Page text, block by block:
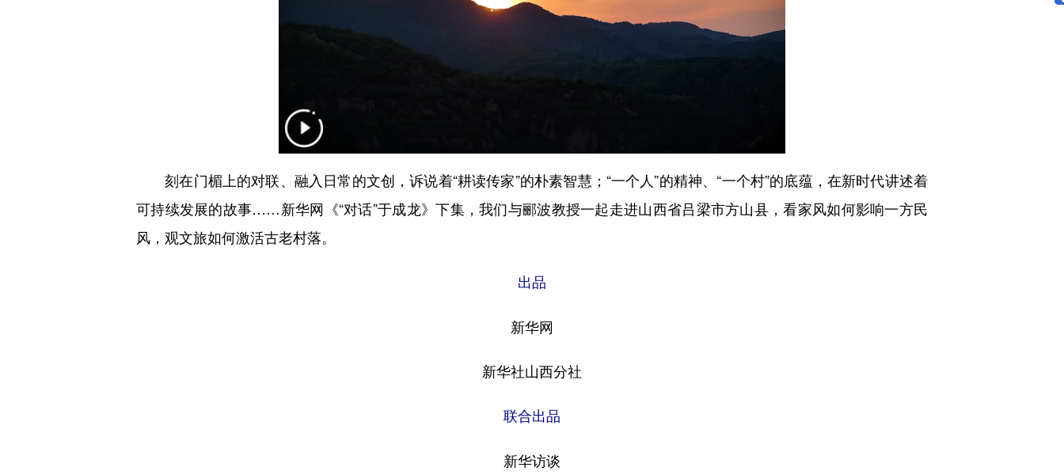
刻在门楣上的对联、融入日常的文创，诉说着“耕读传家”的朴素智慧；“一个人”的精神、“一个村”的底蕴，在新时代讲述着
可持续发展的故事……新华网《“对话”于成龙》下集，我们与郦波教授一起走进山西省吕梁市方山县，看家风如何影响一方民
风，观文旅如何激活古老村落。
出品
新华网
新华社山西分社
联合出品
新华访谈